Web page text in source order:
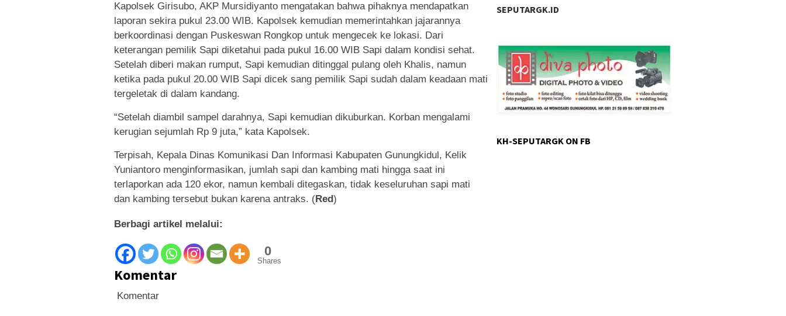
Kapolsek Girisubo, AKP Mursidiyanto mengatakan bahwa pihaknya mendapatkan
laporan sekira pukul 23.00 WIB. Kapolsek kemudian memerintahkan jajarannya
berkoordinasi dengan Puskeswan Rongkop untuk mengecek ke lokasi. Dari
keterangan pemilik Sapi diketahui pada pukul 16.00 WIB Sapi dalam kondisi sehat.
Setelah diberi makan rumput, Sapi kemudian ditinggal pulang oleh Khalis, namun
ketika pada pukul 20.00 WIB Sapi dicek sang pemilik Sapi sudah dalam keadaan mati
tergeletak di dalam kandang.
“Setelah diambil sampel darahnya, Sapi kemudian dikuburkan. Korban mengalami
kerugian sejumlah Rp 9 juta,” kata Kapolsek.
Terpisah, Kepala Dinas Komunikasi Dan Informasi Kabupaten Gunungkidul, Kelik
Yuniantoro menginformasikan, jumlah sapi dan kambing mati hingga saat ini
terlaporkan ada 120 ekor, namun kembali ditegaskan, tidak keseluruhan sapi mati
dan kambing tersebut bukan karena antraks. (Red)
Berbagi artikel melalui:
0
Shares
Komentar
Komentar
SEPUTARGK.ID
KH-SEPUTARGK ON FB